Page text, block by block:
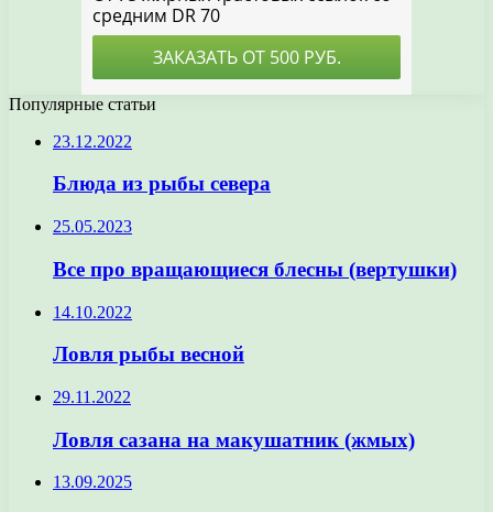
Популярные статьи
23.12.2022
Блюда из рыбы севера
25.05.2023
Все про вращающиеся блесны (вертушки)
14.10.2022
Ловля рыбы весной
29.11.2022
Ловля сазана на макушатник (жмых)
13.09.2025